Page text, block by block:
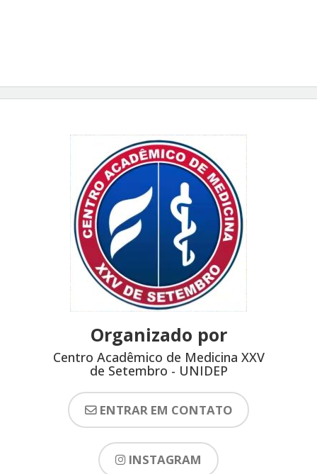
Organizado por
Centro Acadêmico de Medicina XXV
de Setembro - UNIDEP
ENTRAR EM CONTATO
INSTAGRAM